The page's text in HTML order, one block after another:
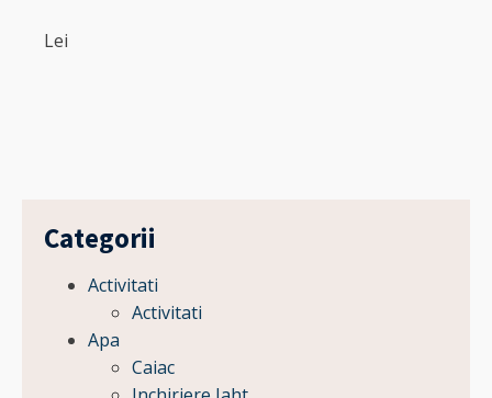
Lei
Categorii
Activitati
Activitati
Apa
Caiac